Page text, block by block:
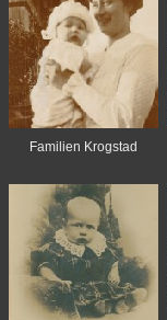
Familien Krogstad